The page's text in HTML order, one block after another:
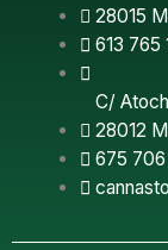
28015
613 765
C/
28012
675